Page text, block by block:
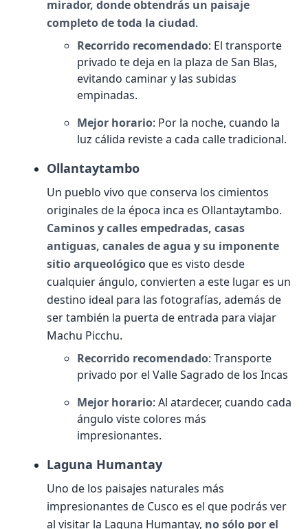
mirador, donde obtendrás un paisaje
completo de toda la ciudad.
Recorrido recomendado: El transporte
privado te deja en la plaza de San Blas,
evitando caminar y las subidas
empinadas.
Mejor horario: Por la noche, cuando la
luz cálida reviste a cada calle tradicional.
Ollantaytambo
Un pueblo vivo que conserva los cimientos
originales de la época inca es Ollantaytambo.
Caminos y calles empedradas, casas
antiguas, canales de agua y su imponente
sitio arqueológicoque es visto desde
cualquier ángulo, convierten a este lugar es un
destino ideal para las fotografías, además de
ser también la puerta de entrada para viajar
Machu Picchu.
Recorrido recomendado: Transporte
privado por el Valle Sagrado de los Incas
Mejor horario: Al atardecer, cuando cada
ángulo viste colores más
impresionantes.
Laguna Humantay
Uno de los paisajes naturales más
impresionantes de Cusco es el que podrás ver
al visitar la Laguna Humantay, no sólo por el